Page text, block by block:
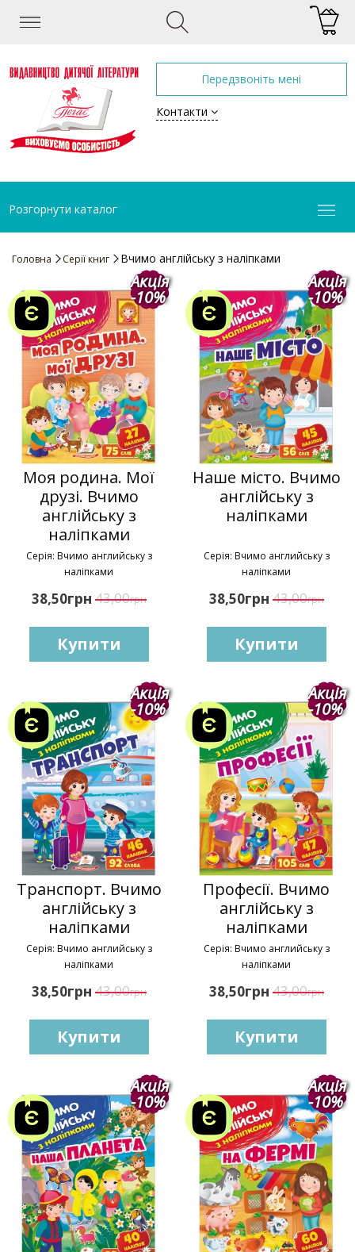
Передзвоніть мені
Контакти
Розгорнути каталог
Головна Серії книг Вчимо англійську з наліпками
Акція
-10%
Моя родина. Мої
друзі. Вчимо
англійську з
наліпками
Серія: Вчимо английську з
наліпками
38,50грн 43,00грн
Купити
Акція
-10%
Наше місто. Вчимо
англійську з
наліпками
Серія: Вчимо английську з
наліпками
38,50грн 43,00грн
Купити
Акція
-10%
Транспорт. Вчимо
англійську з
наліпками
Серія: Вчимо английську з
наліпками
38,50грн 43,00грн
Купити
Акція
-10%
Професії. Вчимо
англійську з
наліпками
Серія: Вчимо английську з
наліпками
38,50грн 43,00грн
Купити
Акція
-10%
Акція
-10%